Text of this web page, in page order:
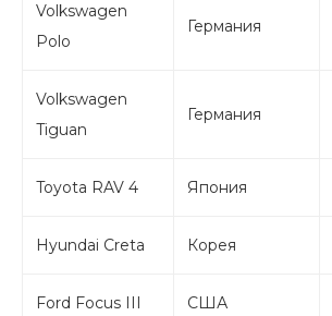
Volkswagen
Polo
Германия
Volkswagen
Tiguan
Германия
Toyota RAV 4 Япония
Hyundai Creta Корея
Ford Focus III США